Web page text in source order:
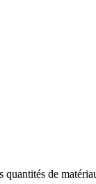
quantités de